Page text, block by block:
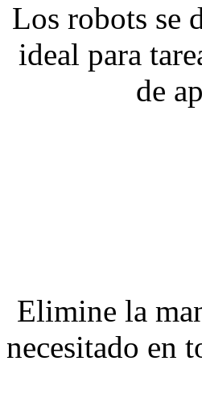
Los robots se
ideal para
de
Elimine la
necesitado en